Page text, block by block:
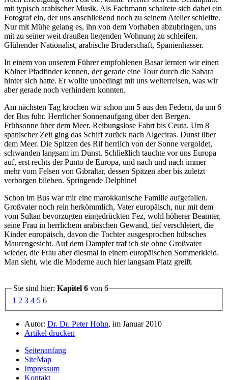
mit typisch arabischer Musik. Als Fachmann schaltete sich dabei ein
Fotograf ein, der uns anschließend noch zu seinem Atelier schleifte.
Nur mit Mühe gelang es, ihn von dem Vorhaben abzubringen, uns
mit zu seiner weit draußen liegenden Wohnung zu schleifen.
Glühender Nationalist, arabische Bruderschaft, Spanienhasser.
In einem von unserem Führer empfohlenen Basar lernten wir einen
Kölner Pfadfinder kennen, der gerade eine Tour durch die Sahara
hinter sich hatte. Er wollte unbedingt mit uns weiterreisen, was wir
aber gerade noch verhindern konnten.
Am nächsten Tag krochen wir schon um 5 aus den Federn, da um 6
der Bus fuhr. Herrlicher Sonnenaufgang über den Bergen.
Frühsonne über dem Meer. Reibungslose Fahrt bis Ceuta. Um 8
spanischer Zeit ging das Schiff zurück nach Algeciras. Dunst über
dem Meer. Die Spitzen des Rif herrlich von der Sonne vergoldet,
schwanden langsam im Dunst. Schließlich tauchte vor uns Europa
auf, erst rechts der Punto de Europa, und nach und nach immer
mehr vom Felsen von Gibraltar, dessen Spitzen aber bis zuletzt
verborgen blieben. Springende Delphine!
Schon im Bus war mir eine marokkanische Familie aufgefallen.
Großvater noch rein herkömmlich, Vater europäisch, nur mit dem
vom Sultan bevorzugten eingedrückten Fez, wohl höherer Beamter,
seine Frau in herrlichem arabischen Gewand, tief verschleiert, die
Kinder europäisch, davon die Tochter ausgesprochen hübsches
Maurengesicht. Auf dem Dampfer traf ich sie ohne Großvater
wieder, die Frau aber diesmal in einem europäischen Sommerkleid.
Man sieht, wie die Moderne auch hier langsam Platz greift.
Sie sind hier: Kapitel 6 von 6
1 2 3 4 5 6
Autor: Dr. Dr. Peter Hohn, im Januar 2010
Artikel drucken
Seitenanfang
SiteMap
Impressum
Kontakt